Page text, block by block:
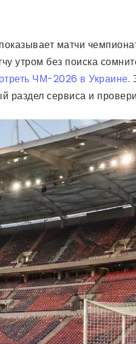
матчи
утром без поиска
ЧМ-2026 в Украине.
сервиса и